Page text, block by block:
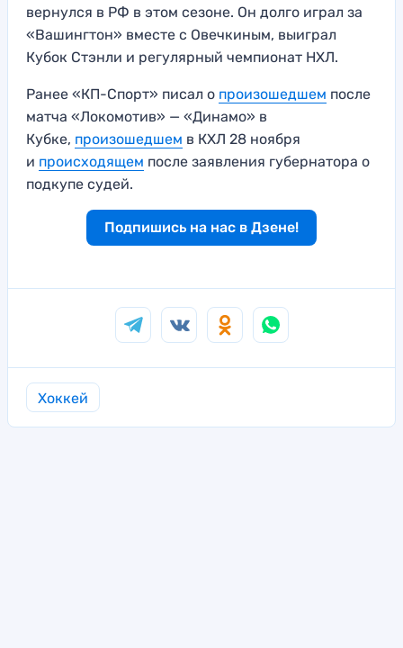
вернулся в РФ в этом сезоне. Он долго играл за
«Вашингтон» вместе с Овечкиным, выиграл
Кубок Стэнли и регулярный чемпионат НХЛ.
Ранее «КП-Спорт» писал о произошедшем после
матча «Локомотив» — «Динамо» в
Кубке, произошедшем в КХЛ 28 ноября
и происходящем после заявления губернатора о
подкупе судей.
Подпишись на нас в Дзене!
Хоккей